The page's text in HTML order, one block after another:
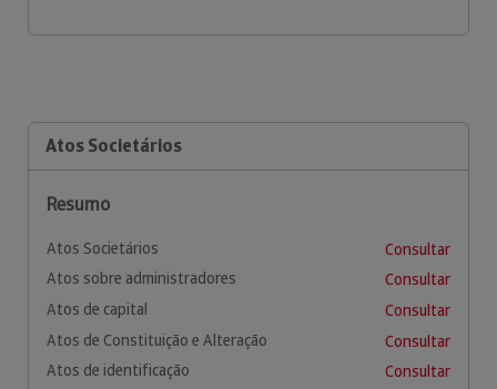
Atos Societários
Resumo
Atos Societários
Consultar
Atos sobre administradores
Consultar
Atos de capital
Consultar
Atos de Constituição e Alteração
Consultar
Atos de identificação
Consultar